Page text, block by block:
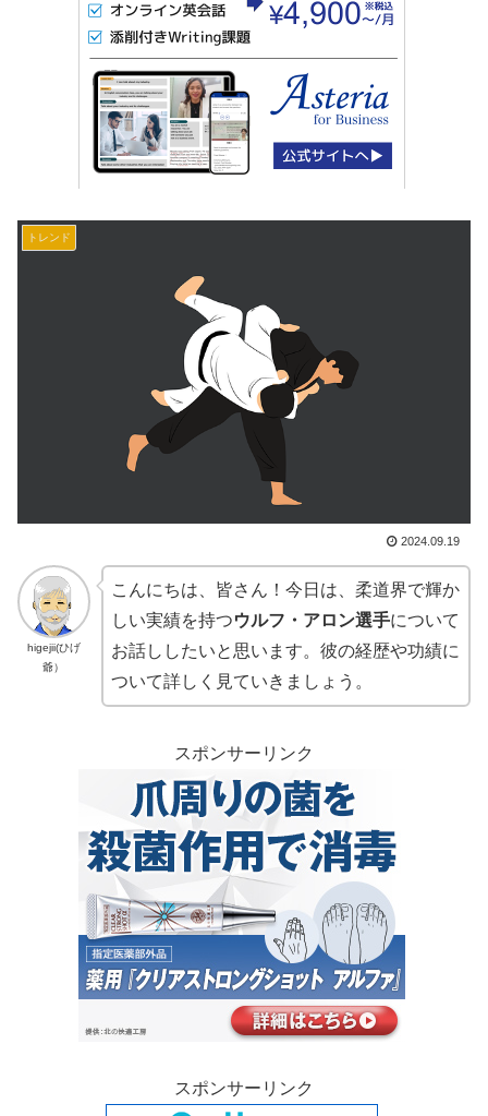
トレンド
2024.09.19
higejii(ひげ
爺）
こんにちは、皆さん！今日は、柔道界で輝か
しい実績を持つウルフ・アロン選手について
お話ししたいと思います。彼の経歴や功績に
ついて詳しく見ていきましょう。
スポンサーリンク
スポンサーリンク